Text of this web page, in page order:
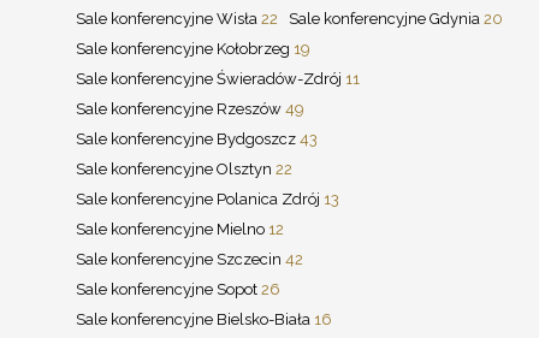
Sale konferencyjne Wisła 22 Sale konferencyjne Gdynia 20
Sale konferencyjne Kołobrzeg 19
Sale konferencyjne Świeradów-Zdrój 11
Sale konferencyjne Rzeszów 49
Sale konferencyjne Bydgoszcz 43
Sale konferencyjne Olsztyn 22
Sale konferencyjne Polanica Zdrój 13
Sale konferencyjne Mielno 12
Sale konferencyjne Szczecin 42
Sale konferencyjne Sopot 26
Sale konferencyjne Bielsko-Biała 16